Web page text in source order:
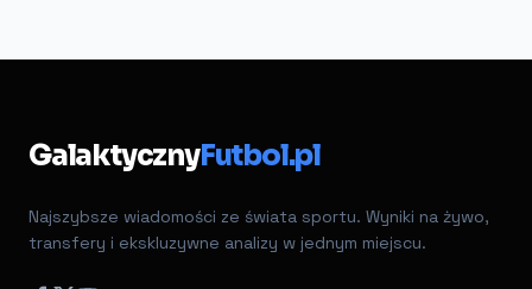
GalaktycznyFutbol.pl
Najszybsze wiadomości ze świata sportu. Wyniki na żywo,
transfery i ekskluzywne analizy w jednym miejscu.